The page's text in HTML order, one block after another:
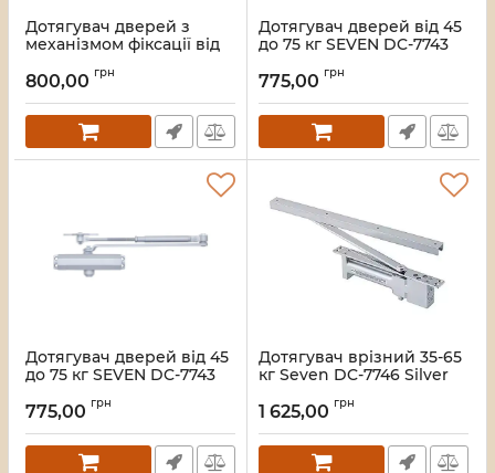
Дотягувач дверей з
механізмом фіксації від
7743HP silver
Артикул:DC7743HPs
800,00 грн
Дотягувач дверей від 45
до 75 кг SEVEN DC-7743
Артикул: DC7743w
775,00 грн
Дотягувач дверей від 45
до 75 кг SEVEN DC-7743
Артикул: DC7743s
775,00 грн
Дотягувач врізний 35-65
кг Seven DC-7746 Silver
1 625,00 грн